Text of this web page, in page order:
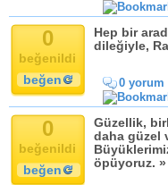
0
beğenildi
beğen
Hep bir
dileğiyle,
0 yorum
0
beğenildi
beğen
Güzellik,
daha güzel
öpüyoruz. »